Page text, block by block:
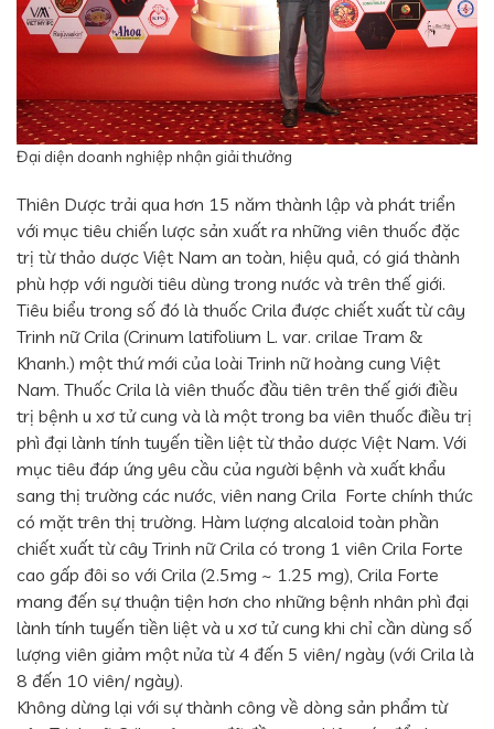
Đại diện doanh nghiệp nhận giải thưởng
Thiên Dược trải qua hơn 15 năm thành lập và phát triển
với mục tiêu chiến lược sản xuất ra những viên thuốc đặc
trị từ thảo dược Việt Nam an toàn, hiệu quả, có giá thành
phù hợp với người tiêu dùng trong nước và trên thế giới.
Tiêu biểu trong số đó là thuốc Crila được chiết xuất từ cây
Trinh nữ Crila (Crinum latifolium L. var. crilae Tram &
Khanh.) một thứ mới của loài Trinh nữ hoàng cung Việt
Nam. Thuốc Crila là viên thuốc đầu tiên trên thế giới điều
trị bệnh u xơ tử cung và là một trong ba viên thuốc điều trị
phì đại lành tính tuyến tiền liệt từ thảo dược Việt Nam. Với
mục tiêu đáp ứng yêu cầu của người bệnh và xuất khẩu
sang thị trường các nước, viên nang Crila Forte chính thức
có mặt trên thị trường. Hàm lượng alcaloid toàn phần
chiết xuất từ cây Trinh nữ Crila có trong 1 viên Crila Forte
cao gấp đôi so với Crila (2.5mg ~ 1.25 mg), Crila Forte
mang đến sự thuận tiện hơn cho những bệnh nhân phì đại
lành tính tuyến tiền liệt và u xơ tử cung khi chỉ cần dùng số
lượng viên giảm một nửa từ 4 đến 5 viên/ ngày (với Crila là
8 đến 10 viên/ ngày).
Không dừng lại với sự thành công về dòng sản phẩm từ